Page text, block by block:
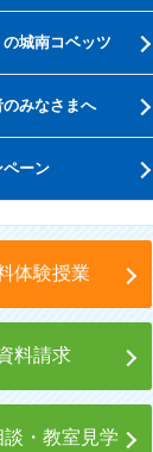
の城南コベッツ
のみなさまへ
ペーン
体験授業
料請求
談・教室見学